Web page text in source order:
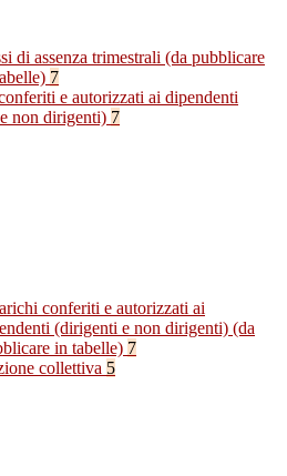
di assenza trimestrali (da pubblicare
7
e autorizzati ai dipendenti
non dirigenti) 7
conferiti e autorizzati ai
(dirigenti e non dirigenti) (da
in tabelle) 7
collettiva 5